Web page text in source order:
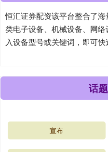
恒汇证券配资该平台整合了
类电子设备、机械设备、网
入设备型号或关键词，即可快
话
宣布